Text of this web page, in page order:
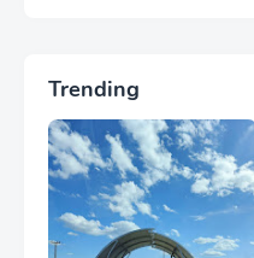
Trending